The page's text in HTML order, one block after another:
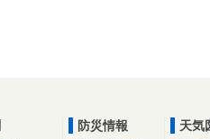
防災情報
天気